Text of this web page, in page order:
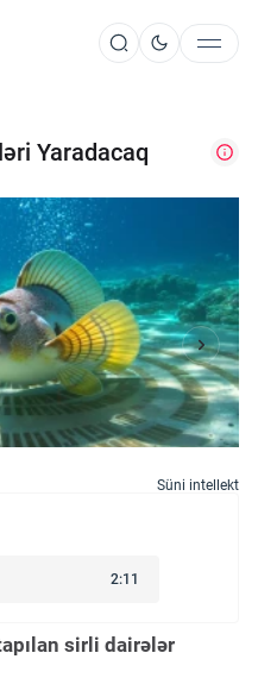
Yaradacaq
Süni intellekt
sirli dairələr